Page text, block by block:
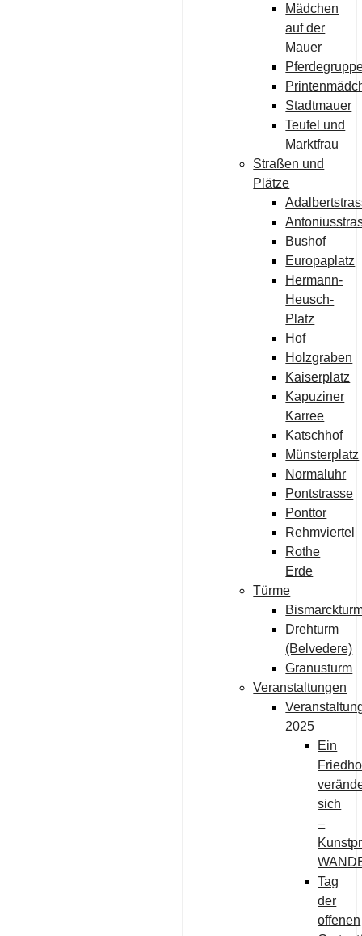
Mädchen
auf der
Mauer
Stadtmauer
Teufel und
Marktfrau
Straßen und
Plätze
Bushof
Europaplatz
Hermann-
Heusch-
Platz
Hof
Holzgraben
Kaiserplatz
Kapuziner
Karree
Katschhof
Münsterplatz
Normaluhr
Pontstrasse
Ponttor
Rehmviertel
Rothe
Erde
Türme
Drehturm
(Belvedere)
Granusturm
Veranstaltungen
2025
Ein
sich
–
Tag
der
offenen